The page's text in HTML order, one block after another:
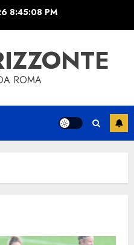
8:45:08 PM
ROMA